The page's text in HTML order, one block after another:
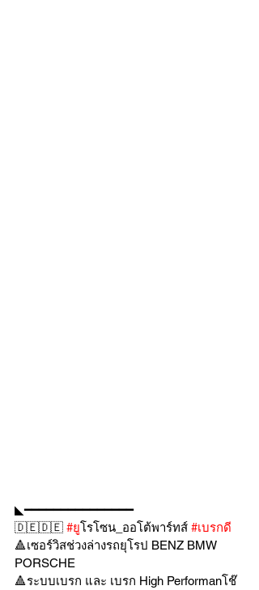
◣━━━━━━━━━━━━━━━
🇩🇪🇩🇪 #ยูโรโซน_ออโต้พาร์ทส์ #เบรกด
🔺เซอร์วิสช่วงล่างรถยุโรป BENZ BMW
PORSCHE
🔺ระบบเบรก และ เบรก High Performanโช๊